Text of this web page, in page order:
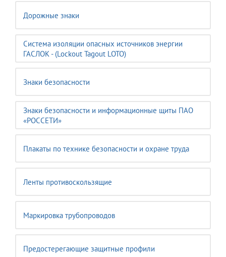
Дорожные знаки
Система изоляции опасных источников энергии
ГАСЛОК - (Lockout Tagout LOTO)
Знаки безопасности
Знаки безопасности и информационные щиты ПАО
«РОССЕТИ»
Плакаты по технике безопасности и охране труда
Ленты противоскользящие
Маркировка трубопроводов
Предостерегающие защитные профили